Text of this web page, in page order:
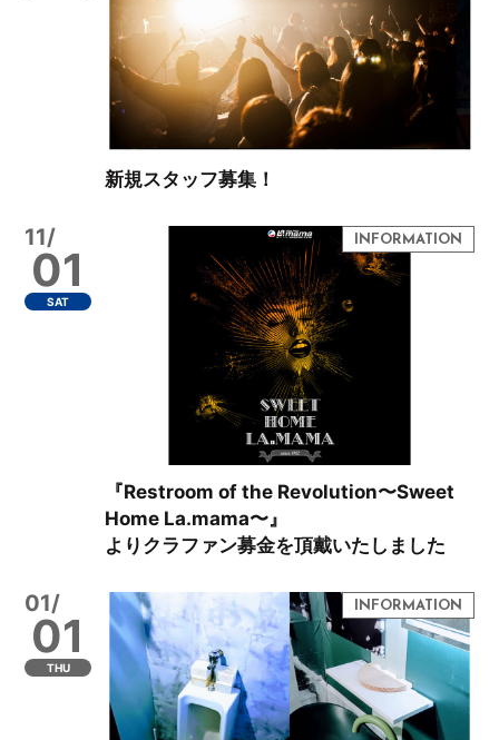
新規スタッフ募集！
11/
01
SAT
『Restroom of the Revolution〜Sweet
Home La.mama〜』
よりクラファン募金を頂戴いたしました
01/
01
THU